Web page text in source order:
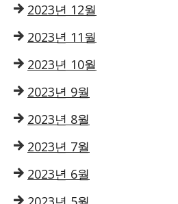
2023년 12월
2023년 11월
2023년 10월
2023년 9월
2023년 8월
2023년 7월
2023년 6월